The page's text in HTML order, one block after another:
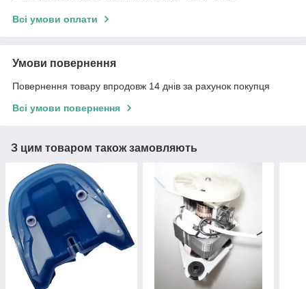
Всі умови оплати
Умови повернення
Повернення товару впродовж 14 днів за рахунок покупця
Всі умови повернення
З цим товаром також замовляють